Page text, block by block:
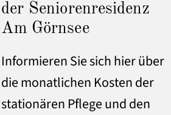
der Seniorenresidenz
Am Görnsee
Informieren Sie sich hier über
die monatlichen Kosten der
stationären Pflegeund den